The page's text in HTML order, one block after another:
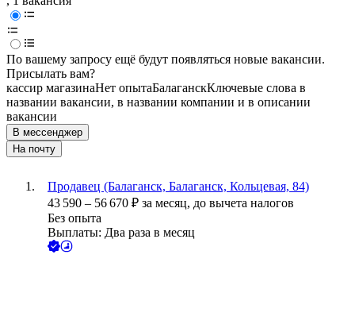
По вашему запросу ещё будут появляться новые вакансии.
Присылать вам?
кассир магазинаНет опытаБалаганскКлючевые слова в
названии вакансии, в названии компании и в описании
вакансии
В мессенджер
На почту
Продавец (Балаганск, Балаганск, Кольцевая, 84)
43 590 – 56 670 ₽ за месяц, до вычета налогов
Без опыта
Выплаты: Два раза в месяц